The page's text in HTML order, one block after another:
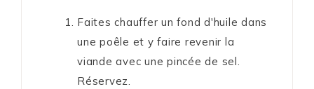
Faites chauffer un fond d'huile dans
une poêle et y faire revenir la
viande avec une pincée de sel.
Réservez.